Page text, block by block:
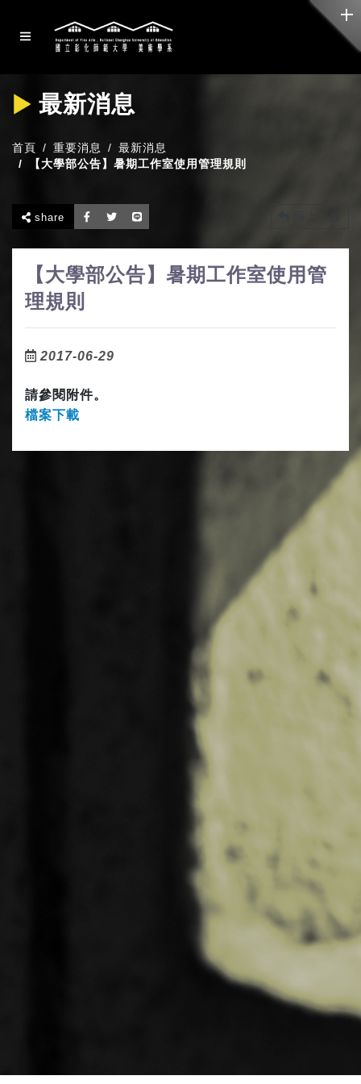
最新消息
首頁 重要消息
最新消息
【大學部公告】暑期工作室使用管理規則
share
【大學部公告】暑期工作室使用管
理規則
2017-06-29
請參閱附件。
檔案下載